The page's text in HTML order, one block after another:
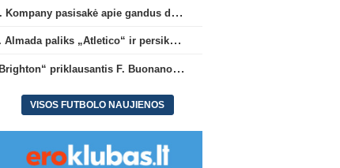
V. Kompany pasisakė apie gandus dėl M. Olise ateities „Bayern“ gretose
T. Almada paliks „Atletico“ ir persikels į legendinę Argentinos ekipą
„Brighton“ priklausantis F. Buonanotte karjerą pratęs Ispanijoje
VISOS FUTBOLO NAUJIENOS